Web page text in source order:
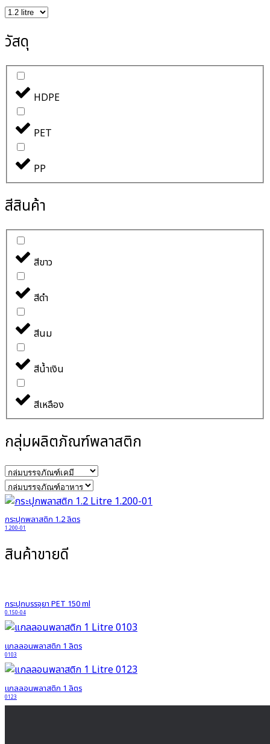
วัสดุ
HDPE
PET
PP
สีสินค้า
สีขาว
สีดำ
สีนม
สีน้ำเงิน
สีเหลือง
กลุ่มผลิตภัณฑ์พลาสติก
กระปุกพลาสติก 1.2 ลิตร
1.200-01
สินค้าขายดี
กระปุกบรรจุยา PET 150 ml
0.150-04
แกลลอนพลาสติก 1 ลิตร
0103
แกลลอนพลาสติก 1 ลิตร
0123